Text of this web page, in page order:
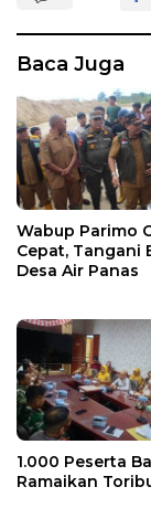
Baca Juga
Wabup Parimo
Cepat, Tangani
Desa Air Panas
1.000 Peserta
Ramaikan